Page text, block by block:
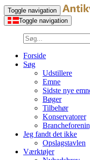
Toggle navigation
Toggle navigation
Forside
Søg
Udstillere
Emne
Sidste nye
Bøger
Tilbehør
Konservatorer
Jeg fandt det ikke
Opslagstavlen
Værktøjer